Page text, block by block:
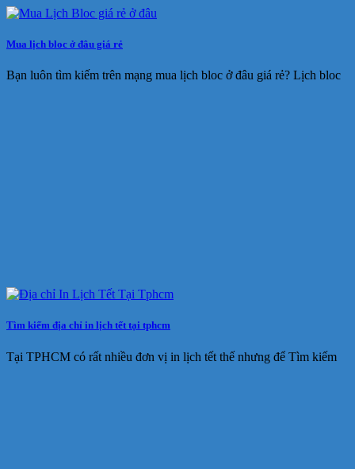
Mua lịch bloc ở đâu giá rẻ
Bạn luôn tìm kiếm trên mạng mua lịch bloc ở đâu giá rẻ? Lịch bloc
Tìm kiếm địa chỉ in lịch tết tại tphcm
Tại TPHCM có rất nhiều đơn vị in lịch tết thế nhưng để Tìm kiếm